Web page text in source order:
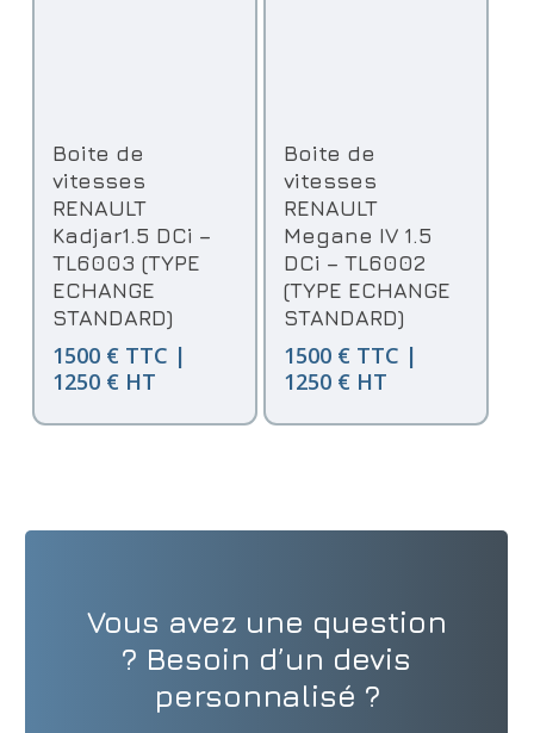
Ajouter Au Panier
Boite de
vitesses
RENAULT
Kadjar1.5 DCi –
TL6003 (TYPE
ECHANGE
STANDARD)
1500 € TTC |
1250 € HT
Ajouter Au Panier
Boite de
vitesses
RENAULT
Megane IV 1.5
DCi – TL6002
(TYPE ECHANGE
STANDARD)
1500 € TTC |
1250 € HT
Vous avez une question
? Besoin d’un devis
personnalisé ?